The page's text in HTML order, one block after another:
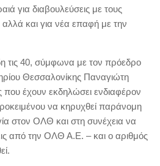
για διαβουλεύσεις με τους
και για νέα επαφή με την
τις 40, σύμφωνα με τον πρόεδρο
Θεσσαλονίκης Παναγιώτη
που έχουν εκδηλώσει ενδιαφέρον
να κηρυχθεί παράνομη
στον ΟΛΘ και στη συνέχεια να
από την ΟΛΘ Α.Ε. – και ο αριθμός